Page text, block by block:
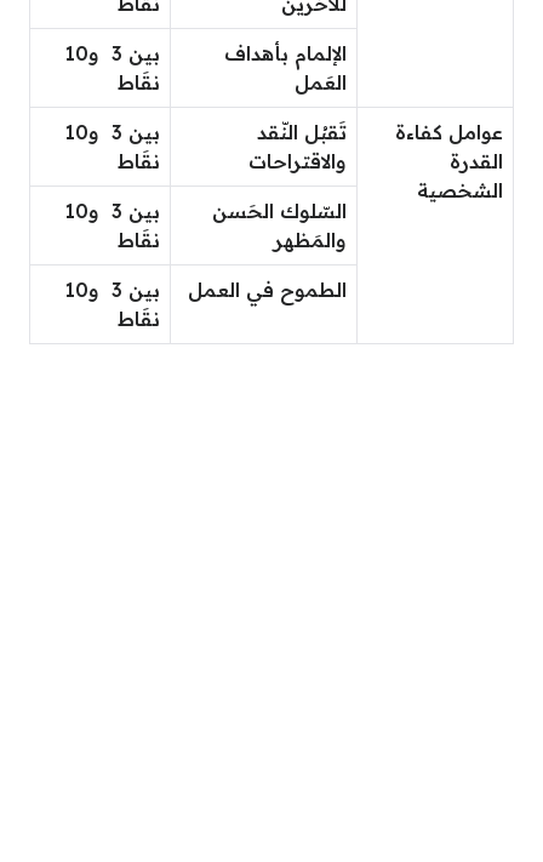
الإلمام بأهداف
العَمل
بين 3 و10
نقَاط
عوامل كفاءة
القدرة
الشخصية
تَقبُل النّقد
والاقتراحات
بين 3 و10
نقَاط
السّلوك الحَسن
والمَظهر
بين 3 و10
نقَاط
الطموح في العمل
بين 3 و10
نقَاط